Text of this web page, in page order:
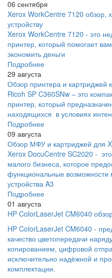
06 сентября
Xerox WorkCentre 7120 обзор,
устройству
Xerox WorkCentre 7120 - это
принтер, который помогает
экономить деньги
Подробнее
29 августа
Обзор принтера и картриджей
Ricoh SP C360SNw – это
принтер, который
находящихся в условиях
Подробнее
09 августа
Обзор МФУ и картриджей для
Xerox DocuCentre SC2020 -
малого бизнеса, которое
функциональные возможности
устройства A3
Подробнее
01 августа
HP ColorLaserJet CM6040
HP ColorLaserJet CM6040 -
качество цветопередачи
копированием, цифровой
исключительно надёжной и
комплектации.